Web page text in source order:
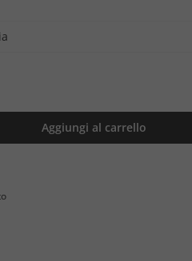
Aggiungi al carrello